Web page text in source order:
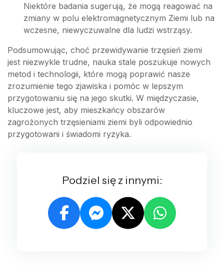
Niektóre badania sugerują, że mogą reagować na
zmiany w polu elektromagnetycznym Ziemi lub na
wczesne, niewyczuwalne dla ludzi wstrząsy.
Podsumowując, choć przewidywanie trzęsień ziemi
jest niezwykle trudne, nauka stale poszukuje nowych
metod i technologii, które mogą poprawić nasze
zrozumienie tego zjawiska i pomóc w lepszym
przygotowaniu się na jego skutki. W międzyczasie,
kluczowe jest, aby mieszkańcy obszarów
zagrożonych trzęsieniami ziemi byli odpowiednio
przygotowani i świadomi ryzyka.
Podziel się z innymi: